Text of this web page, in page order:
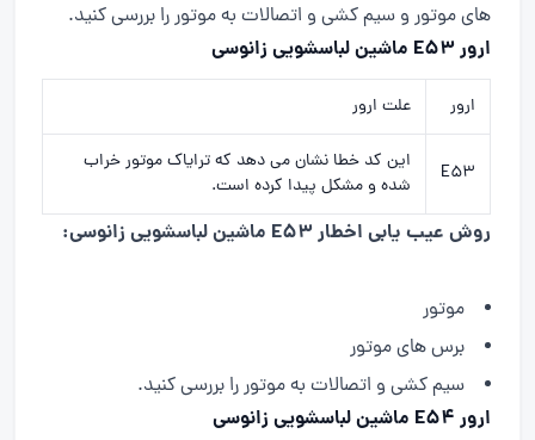
های موتور و سیم کشی و اتصالات به موتور را بررسی کنید.
ارور E53 ماشین لباسشویی زانوسی
ارور علت ارور
E53
این کد خطا نشان می دهد که ترایاک موتور خراب
شده و مشکل پیدا کرده است.
روش عیب یابی اخطار E53 ماشین لباسشویی زانوسی:
موتور
برس های موتور
سیم کشی و اتصالات به موتور را بررسی کنید.
ارور E54 ماشین لباسشویی زانوسی